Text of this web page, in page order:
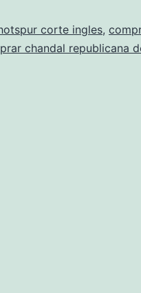
corte ingles,
chandal republicana